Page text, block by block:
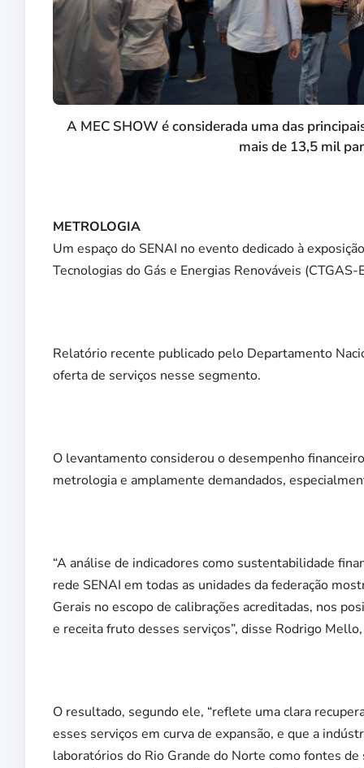
A MEC SHOW é considerada uma das
mais de 13,5 mil
METROLOGIA
Um espaço do SENAI no evento dedicado à
Tecnologias do Gás e Energias Renováveis
Relatório recente publicado pelo Departamento
oferta de serviços nesse segmento.
O levantamento considerou o desempenho
metrologia e amplamente demandados,
“A análise de indicadores como sustentabilidade
rede SENAI em todas as unidades da federação
Gerais no escopo de calibrações acreditadas, nos
e receita fruto desses serviços”, disse Rodrigo
O resultado, segundo ele, “reflete uma clara
esses serviços em curva de expansão, e que a
laboratórios do Rio Grande do Norte como fontes